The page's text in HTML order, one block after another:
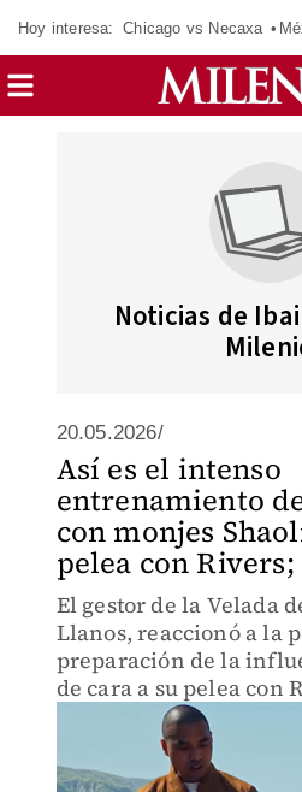
Hoy interesa: Chicago vs Necaxa
Noticias de
20.05.2026/
Así es el intenso
entrenamiento
con monjes
pelea con
El gestor de la Velada
Llanos, reaccionó a la
preparación de la
de cara a su pelea con